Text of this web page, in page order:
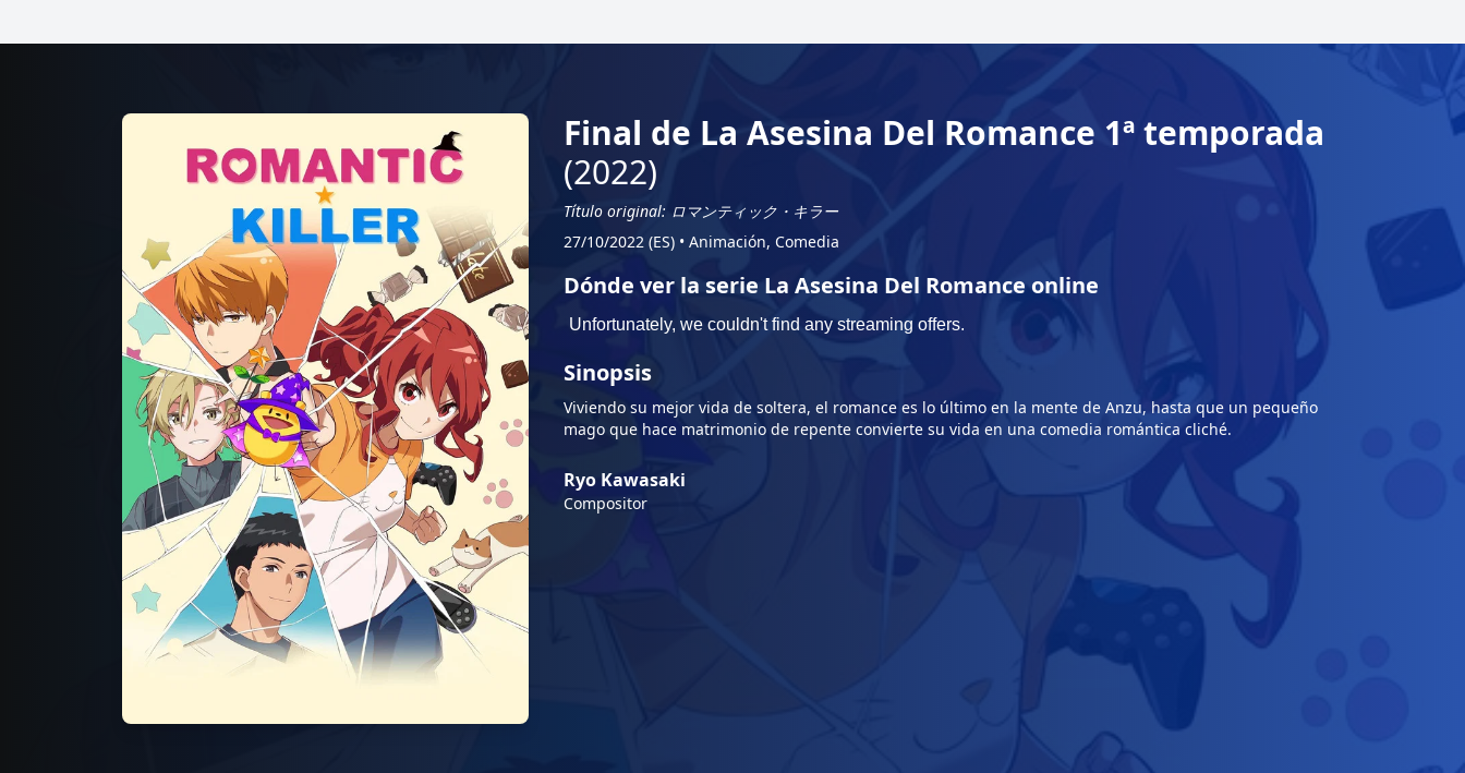
Final de La Asesina Del Romance 1ª temporada
(2022)
Título original: ロマンティック・キラー
27/10/2022 (ES) •Animación, Comedia
Dónde ver la serie La Asesina Del Romance online
Sinopsis
Viviendo su mejor vida de soltera, el romance es lo último en la mente de Anzu, hasta que un pequeño
mago que hace matrimonio de repente convierte su vida en una comedia romántica cliché.
Ryo Kawasaki
Compositor